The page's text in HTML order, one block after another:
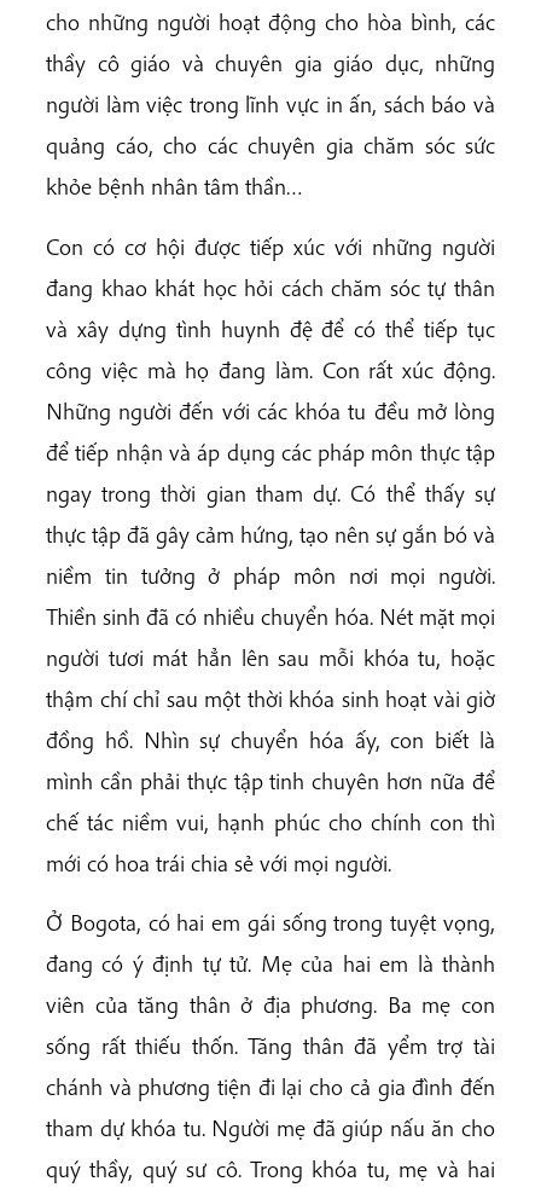
cho những người hoạt động cho hòa bình, các
thầy cô giáo và chuyên gia giáo dục, những
người làm việc trong lĩnh vực in ấn, sách báo và
quảng cáo, cho các chuyên gia chăm sóc sức
khỏe bệnh nhân tâm thần…
Con có cơ hội được tiếp xúc với những người
đang khao khát học hỏi cách chăm sóc tự thân
và xây dựng tình huynh đệ để có thể tiếp tục
công việc mà họ đang làm. Con rất xúc động.
Những người đến với các khóa tu đều mở lòng
để tiếp nhận và áp dụng các pháp môn thực tập
ngay trong thời gian tham dự. Có thể thấy sự
thực tập đã gây cảm hứng, tạo nên sự gắn bó và
niềm tin tưởng ở pháp môn nơi mọi người.
Thiền sinh đã có nhiều chuyển hóa. Nét mặt mọi
người tươi mát hẳn lên sau mỗi khóa tu, hoặc
thậm chí chỉ sau một thời khóa sinh hoạt vài giờ
đồng hồ. Nhìn sự chuyển hóa ấy, con biết là
mình cần phải thực tập tinh chuyên hơn nữa để
chế tác niềm vui, hạnh phúc cho chính con thì
mới có hoa trái chia sẻ với mọi người.
Ở Bogota, có hai em gái sống trong tuyệt vọng,
đang có ý định tự tử. Mẹ của hai em là thành
viên của tăng thân ở địa phương. Ba mẹ con
sống rất thiếu thốn. Tăng thân đã yểm trợ tài
chánh và phương tiện đi lại cho cả gia đình đến
tham dự khóa tu. Người mẹ đã giúp nấu ăn cho
quý thầy, quý sư cô. Trong khóa tu, mẹ và hai